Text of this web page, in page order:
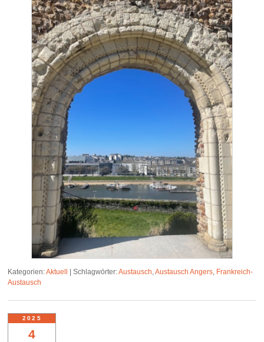
Kategorien:Aktuell |Schlagwörter:Austausch,Austausch Angers, Frankreich-
Austausch
4
2025